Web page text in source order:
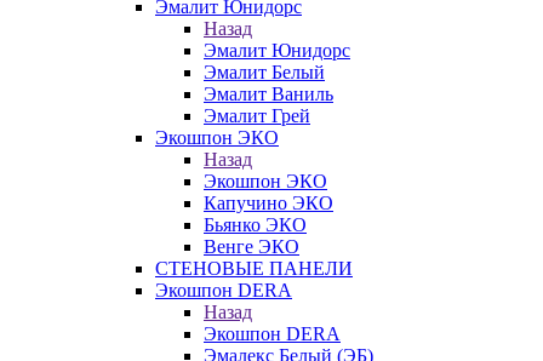
Эмалит Юнидорс
Назад
Эмалит Юнидорс
Эмалит Белый
Эмалит Ваниль
Эмалит Грей
Экошпон ЭКО
Назад
Экошпон ЭКО
Капучино ЭКО
Бьянко ЭКО
Венге ЭКО
СТЕНОВЫЕ ПАНЕЛИ
Экошпон DERA
Назад
Экошпон DERA
Эмалекс Белый (ЭБ)